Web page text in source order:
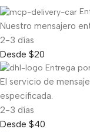
Nuestro mensajero
2-3 días
Desde $20
Entrega
El servicio de
especificada.
2-3 días
Desde $40